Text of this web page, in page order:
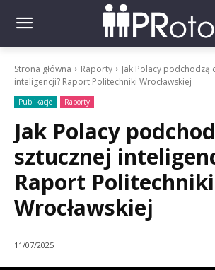
Strona główna Raporty
Jak Polacy podchodzą
inteligencji? Raport Politechniki Wrocławskiej
Publikacje Raporty
Jak Polacy
sztucznej
Raport Politechniki
Wrocławskiej
11/07/2025